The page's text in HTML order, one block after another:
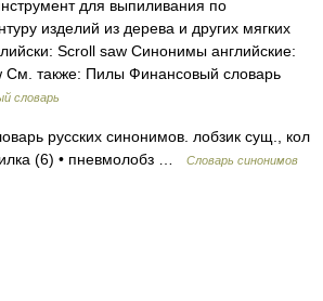
для выпиливания по
изделий из дерева и других мягких
Scroll saw Синонимы английские:
См. также: Пилы Финансовый словарь
словарь
русских синонимов. лобзик сущ., кол
(6) • пневмолобз …
Словарь синонимов